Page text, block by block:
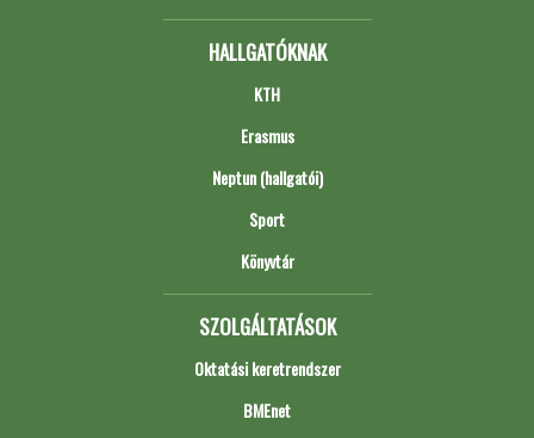
HALLGATÓKNAK
KTH
Erasmus
Neptun (hallgatói)
Sport
Könyvtár
SZOLGÁLTATÁSOK
Oktatási keretrendszer
BMEnet